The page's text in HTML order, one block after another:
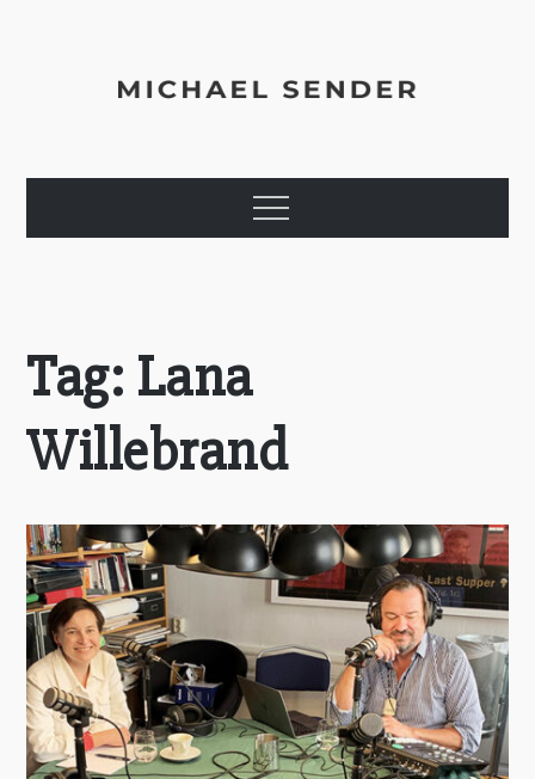
Michael Sender
Menu
Tag: Lana
Willebrand